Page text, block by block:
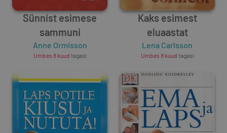
Sünnist esimese
sammuni
Anne Ormisson
Umbes 8 kuud tagasi
Kaks esimest
eluaastat
Lena Carlsson
Umbes 8 kuud tagasi